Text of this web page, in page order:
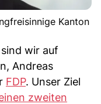
Kanton
wir auf
Andreas
FDP. Unser Ziel
zweiten